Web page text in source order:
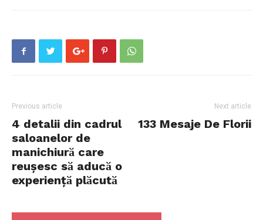
Previous article
4 detalii din cadrul
saloanelor de
manichiurӑ care
reușesc sӑ aducӑ o
experiențӑ plӑcutӑ
Next article
133 Mesaje De Florii